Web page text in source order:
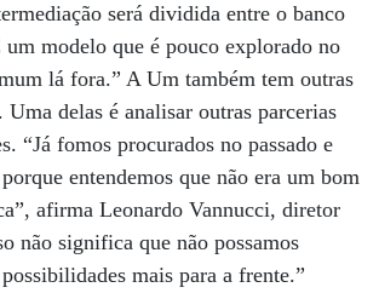
será dividida entre o banco
um modelo que é pouco explorado no
lá fora.” A Um também tem outras
Uma delas é analisar outras parcerias
“Já fomos procurados no passado e
entendemos que não era um bom
afirma Leonardo Vannucci, diretor
não significa que não possamos
mais para a frente.”